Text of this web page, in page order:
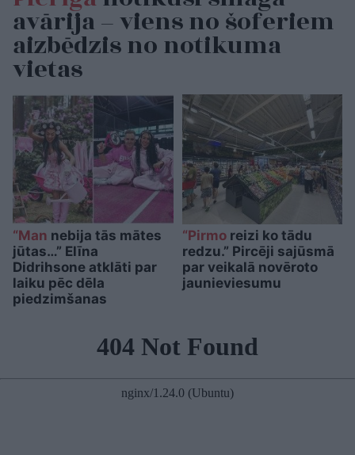
avārija – viens no šoferiem
aizbēdzis no notikuma
vietas
“Man nebija tās mātes
jūtas…” Elīna
Didrihsone atklāti par
laiku pēc dēla
piedzimšanas
“Pirmoreizi ko tādu
redzu.” Pircēji sajūsmā
par veikalā novēroto
jaunieviesumu